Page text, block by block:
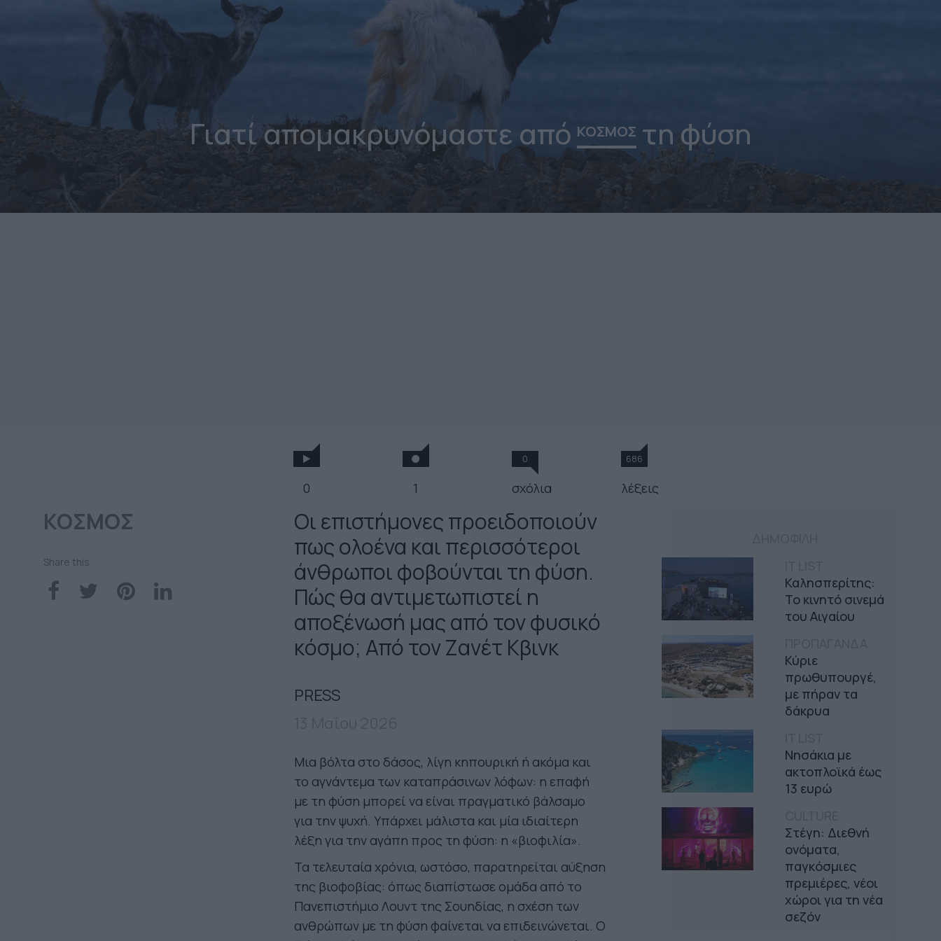
Γιατί απομακρυνόμαστε από ΚΟΣΜΟΣ τη φύση
0 1
0
σχόλια
686
λέξεις
ΚΟΣΜΟΣ
Share this
Καλησπερίτης:
Το κινητό σινεμά
του Αιγαίου
Κύριε
πρωθυπουργέ,
με πήραν τα
δάκρυα
Νησάκια με
ακτοπλοϊκά έως
13 ευρώ
Στέγη: Διεθνή
ονόματα,
παγκόσμιες
πρεμιέρες, νέοι
χώροι για τη νέα
σεζόν
Οι επιστήμονες προειδοποιούν
πως ολοένα και περισσότεροι
άνθρωποι φοβούνται τη φύση.
Πώς θα αντιμετωπιστεί η
αποξένωσή μας από τον φυσικό
κόσμο; Από τον Ζανέτ Κβινκ
PRESS
Μια βόλτα στο δάσος, λίγη κηπουρική ή ακόμα και
το αγνάντεμα των καταπράσινων λόφων: η επαφή
με τη φύση μπορεί να είναι πραγματικό βάλσαμο
για την ψυχή. Υπάρχει μάλιστα και μία ιδιαίτερη
λέξη για την αγάπη προς τη φύση: η «βιοφιλία».
Τα τελευταία χρόνια, ωστόσο, παρατηρείται αύξηση
της βιοφοβίας: όπως διαπίστωσε ομάδα από το
Πανεπιστήμιο Λουντ της Σουηδίας, η σχέση των
ανθρώπων με τη φύση φαίνεται να επιδεινώνεται. Ο